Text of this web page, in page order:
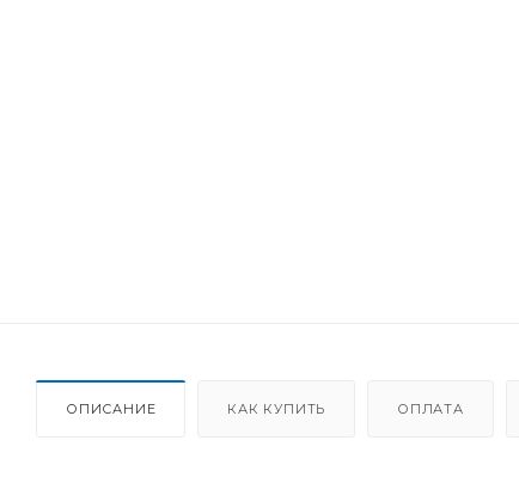
ОПИСАНИЕ КАК КУПИТЬ ОПЛАТА